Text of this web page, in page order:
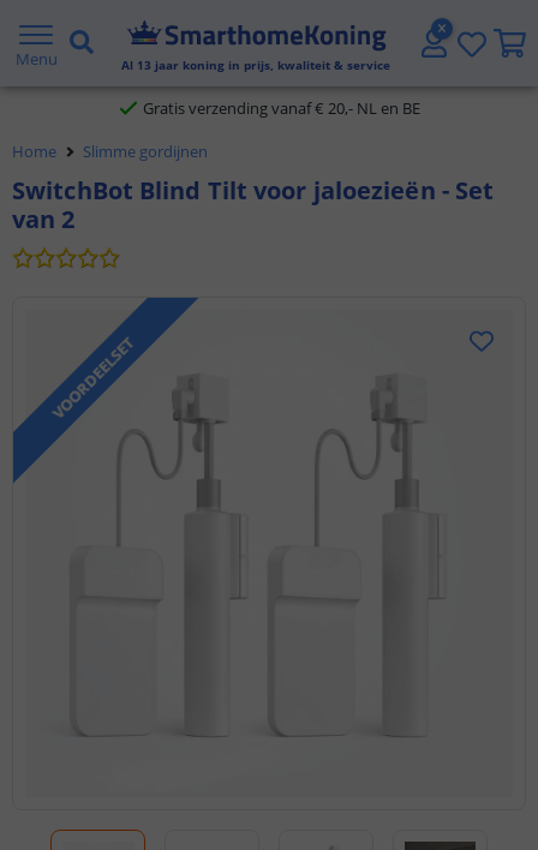
Menu Al 13 jaar koning in prijs, kwaliteit & service
2 jaar garantie
Gratis verzending vanaf € 20,- NL en BE
Home Slimme gordijnen
SwitchBot Blind Tilt voor jaloezieën - Set
van 2
VOORDEELSET